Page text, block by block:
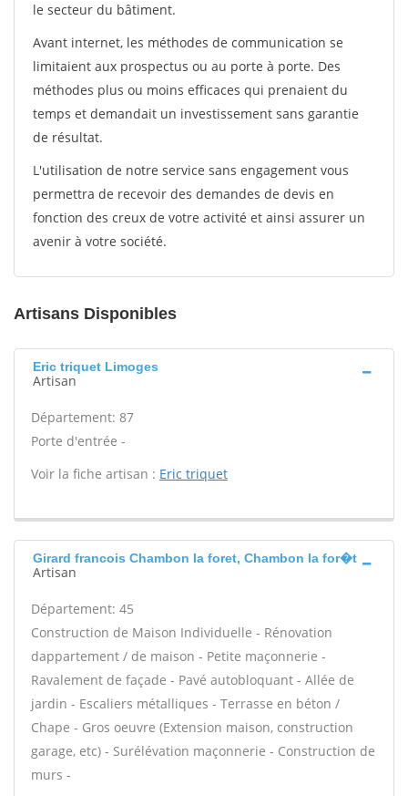
le secteur du bâtiment.
Avant internet, les méthodes de communication se
limitaient aux prospectus ou au porte à porte. Des
méthodes plus ou moins efficaces qui prenaient du
temps et demandait un investissement sans garantie
de résultat.
L'utilisation de notre service sans engagement vous
permettra de recevoir des demandes de devis en
fonction des creux de votre activité et ainsi assurer un
avenir à votre société.
Artisans Disponibles
Eric triquet Limoges
Artisan
Département: 87
Porte d'entrée -
Voir la fiche artisan : Eric triquet
Girard francois Chambon la foret, Chambon la for�t
Artisan
Département: 45
Construction de Maison Individuelle - Rénovation
dappartement / de maison - Petite maçonnerie -
Ravalement de façade - Pavé autobloquant - Allée de
jardin - Escaliers métalliques - Terrasse en béton /
Chape - Gros oeuvre (Extension maison, construction
garage, etc) - Surélévation maçonnerie - Construction de
murs -